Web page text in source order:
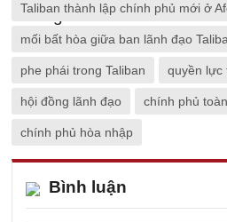
Taliban thành lập chính phủ mới ở
mối bất hòa giữa ban lãnh đạo
phe phái trong Taliban quyền lực
hội đồng lãnh đạo chính phủ
chính phủ hòa nhập
Bình luận